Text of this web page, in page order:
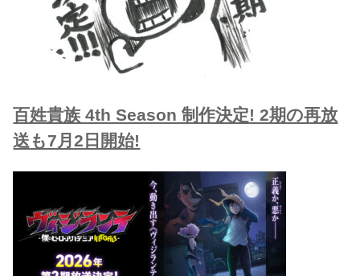
百姓貴族 4th Season 制作決定! 2期の再放
送も7月2日開始!